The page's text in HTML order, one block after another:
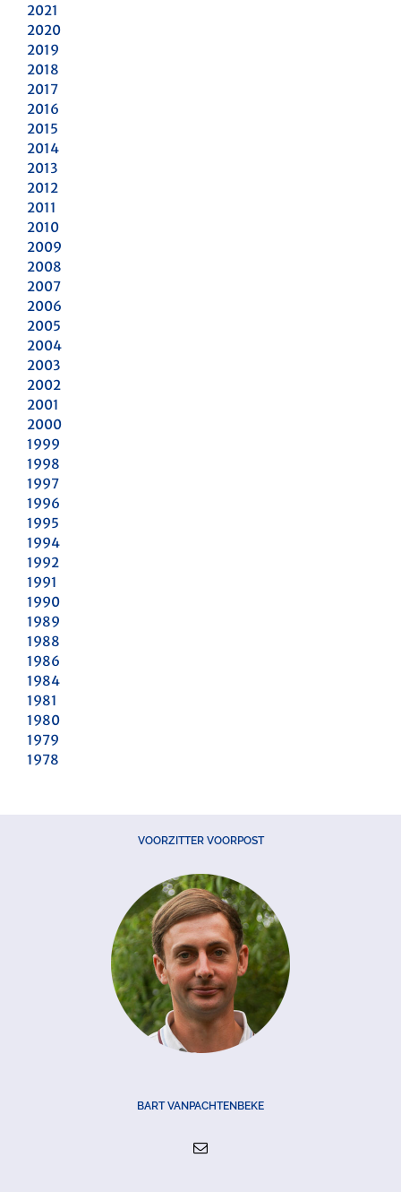
2021
2020
2019
2018
2017
2016
2015
2014
2013
2012
2011
2010
2009
2008
2007
2006
2005
2004
2003
2002
2001
2000
1999
1998
1997
1996
1995
1994
1992
1991
1990
1989
1988
1986
1984
1981
1980
1979
1978
VOORZITTER VOORPOST
BART VANPACHTENBEKE